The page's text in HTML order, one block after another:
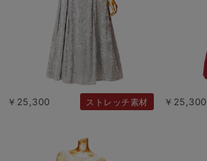
￥25,300 ストレッチ素材 ￥25,300